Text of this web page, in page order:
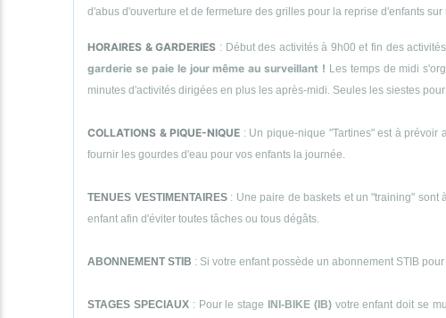
d'abus d'ouverture et de fermeture des grilles pour la reprise d'enfants
HORAIRES & GARDERIES : Début des activités à 9h00 et fin des
garderie se paie le jour même au surveillant ! Les temps de midi
minutes d'activités dirigées en plus les après-midi. Seules les siestes
COLLATIONS & PIQUE-NIQUE : Un pique-nique "Tartines" est à
fournir les gourdes d'eau pour vos enfants la journée.
TENUES VESTIMENTAIRES: Une paire de baskets et un "training" sont
enfant afin d'éviter toutes tâches ou tous dégâts.
ABONNEMENT STIB : Si votre enfant possède un abonnement STIB
STAGES SPECIAUX: Pour le stage INI-BIKE (IB)votre enfant doit se